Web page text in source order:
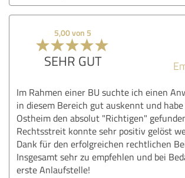
5,00 von 5
SEHR GUT
Im Rahmen einer BU suchte ich einen
in diesem Bereich gut auskennt und
Ostheim den absolut "Richtigen"
Rechtsstreit konnte sehr positiv gelöst
Dank für den erfolgreichen rechtlichen
Insgesamt sehr zu empfehlen und bei
erste Anlaufstelle!